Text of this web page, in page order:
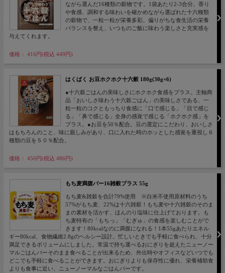
ながら選んだ16種類の穀物です。1袋あたり2-3合分。香り
や食感、調和する味わいを確かめながら選ばれた十六種類
の穀物で、一粒一粒が栄養多彩。偏りがちな食生活の栄養
バランスを整え、いつものご飯に味わう楽しさと充実感を
与えてくれます。
価格： 416円(税込 449円)
はくばく お豆ホクホク十六穀 180g(30g×6)
●十六穀ごはんの美味しさにホクホク食感をプラス。主軸商
品「おいしさ味わう十六穀ごはん」の美味しさである、一
粒一粒のコクともっちり食感に「口で感じる」「目で感じ
る」「鼻で感じる」全身の感覚で感じる「ホクホク感」を
プラス。●お豆を50％配合。豆の選定にこだわり、おいしさ
はもちろんのこと、味に親しみがあり、口に入れた時のホッとした感覚を重視し６
種類の豆を５０％配合。
価格： 450円(税込 486円)
もち麦満腹バー16雑穀プラス 55g
もち麦&雑穀を合計79%使用 ※白米不使用原材料のうち
57%がもち麦、22%は十六雑穀！もち麦や十六雑穀のそのま
まの素材を活かす、ほんのり塩味に仕上げております。も
ち麦特有の「もちっ」「むぎゅ」の食感を楽しむことがで
きます！80kcalなのに満腹になれる！1本55gあたりエネル
ギー80kcal、食物繊維2.8gのヘルシー設計。忙しいときでも手軽に食べられ、十分
満足できるボリュームにしました。常温で持ち運べるおにぎりを超えたニューノー
マルごはんバーそのまま食べることが出来るため、外出時やオフィスなどいつでも
どこでも手軽に食べることができます。おにぎりよりも保存性に優れ、栄養補助食
よりも食事に近い、ニューノーマルなごはんバーです。